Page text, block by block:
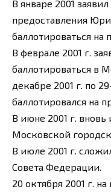
В январе 2001
предоставления
баллотироваться на
В феврале 2001 г.
баллотироваться в
декабре 2001 г. по
баллотировался на
В июне 2001 г.
Московской
В июле 2001 г.
Совета Федерации.
20 октября 2001 г.